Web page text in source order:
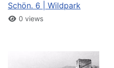
Schön. 6 | Wildpark
0 views